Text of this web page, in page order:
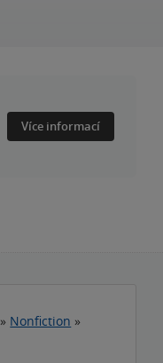
Více informací
» Nonfiction »